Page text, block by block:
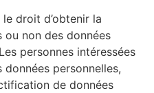
droit d’obtenir la
non des données
personnes intéressées
personnelles,
de données